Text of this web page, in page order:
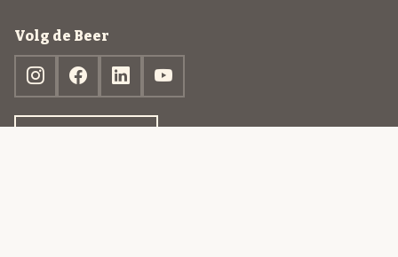
Volg de Beer